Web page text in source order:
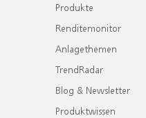
Produkte
Renditemonitor
Anlagethemen
TrendRadar
Blog & Newsletter
Produktwissen